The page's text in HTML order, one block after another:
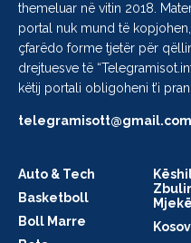
themeluar në vitin 2018.
portal nuk mund të
çfarëdo forme tjetër për
drejtuesve të “
këtij portali obligoheni t’i
telegramisott@gmail.com
Auto & Tech
Basketboll
Boll Marre